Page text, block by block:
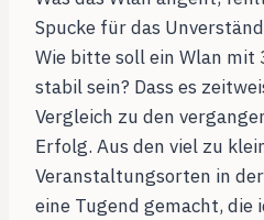
Spucke für das
Wie bitte soll ein Wlan mit
stabil sein? Dass es
Vergleich zu den
Erfolg. Aus den viel zu
Veranstaltungsorten in
eine Tugend gemacht, die